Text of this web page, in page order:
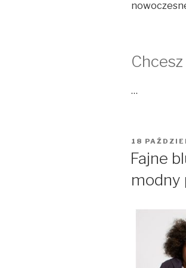
…
18
Fajne
modny